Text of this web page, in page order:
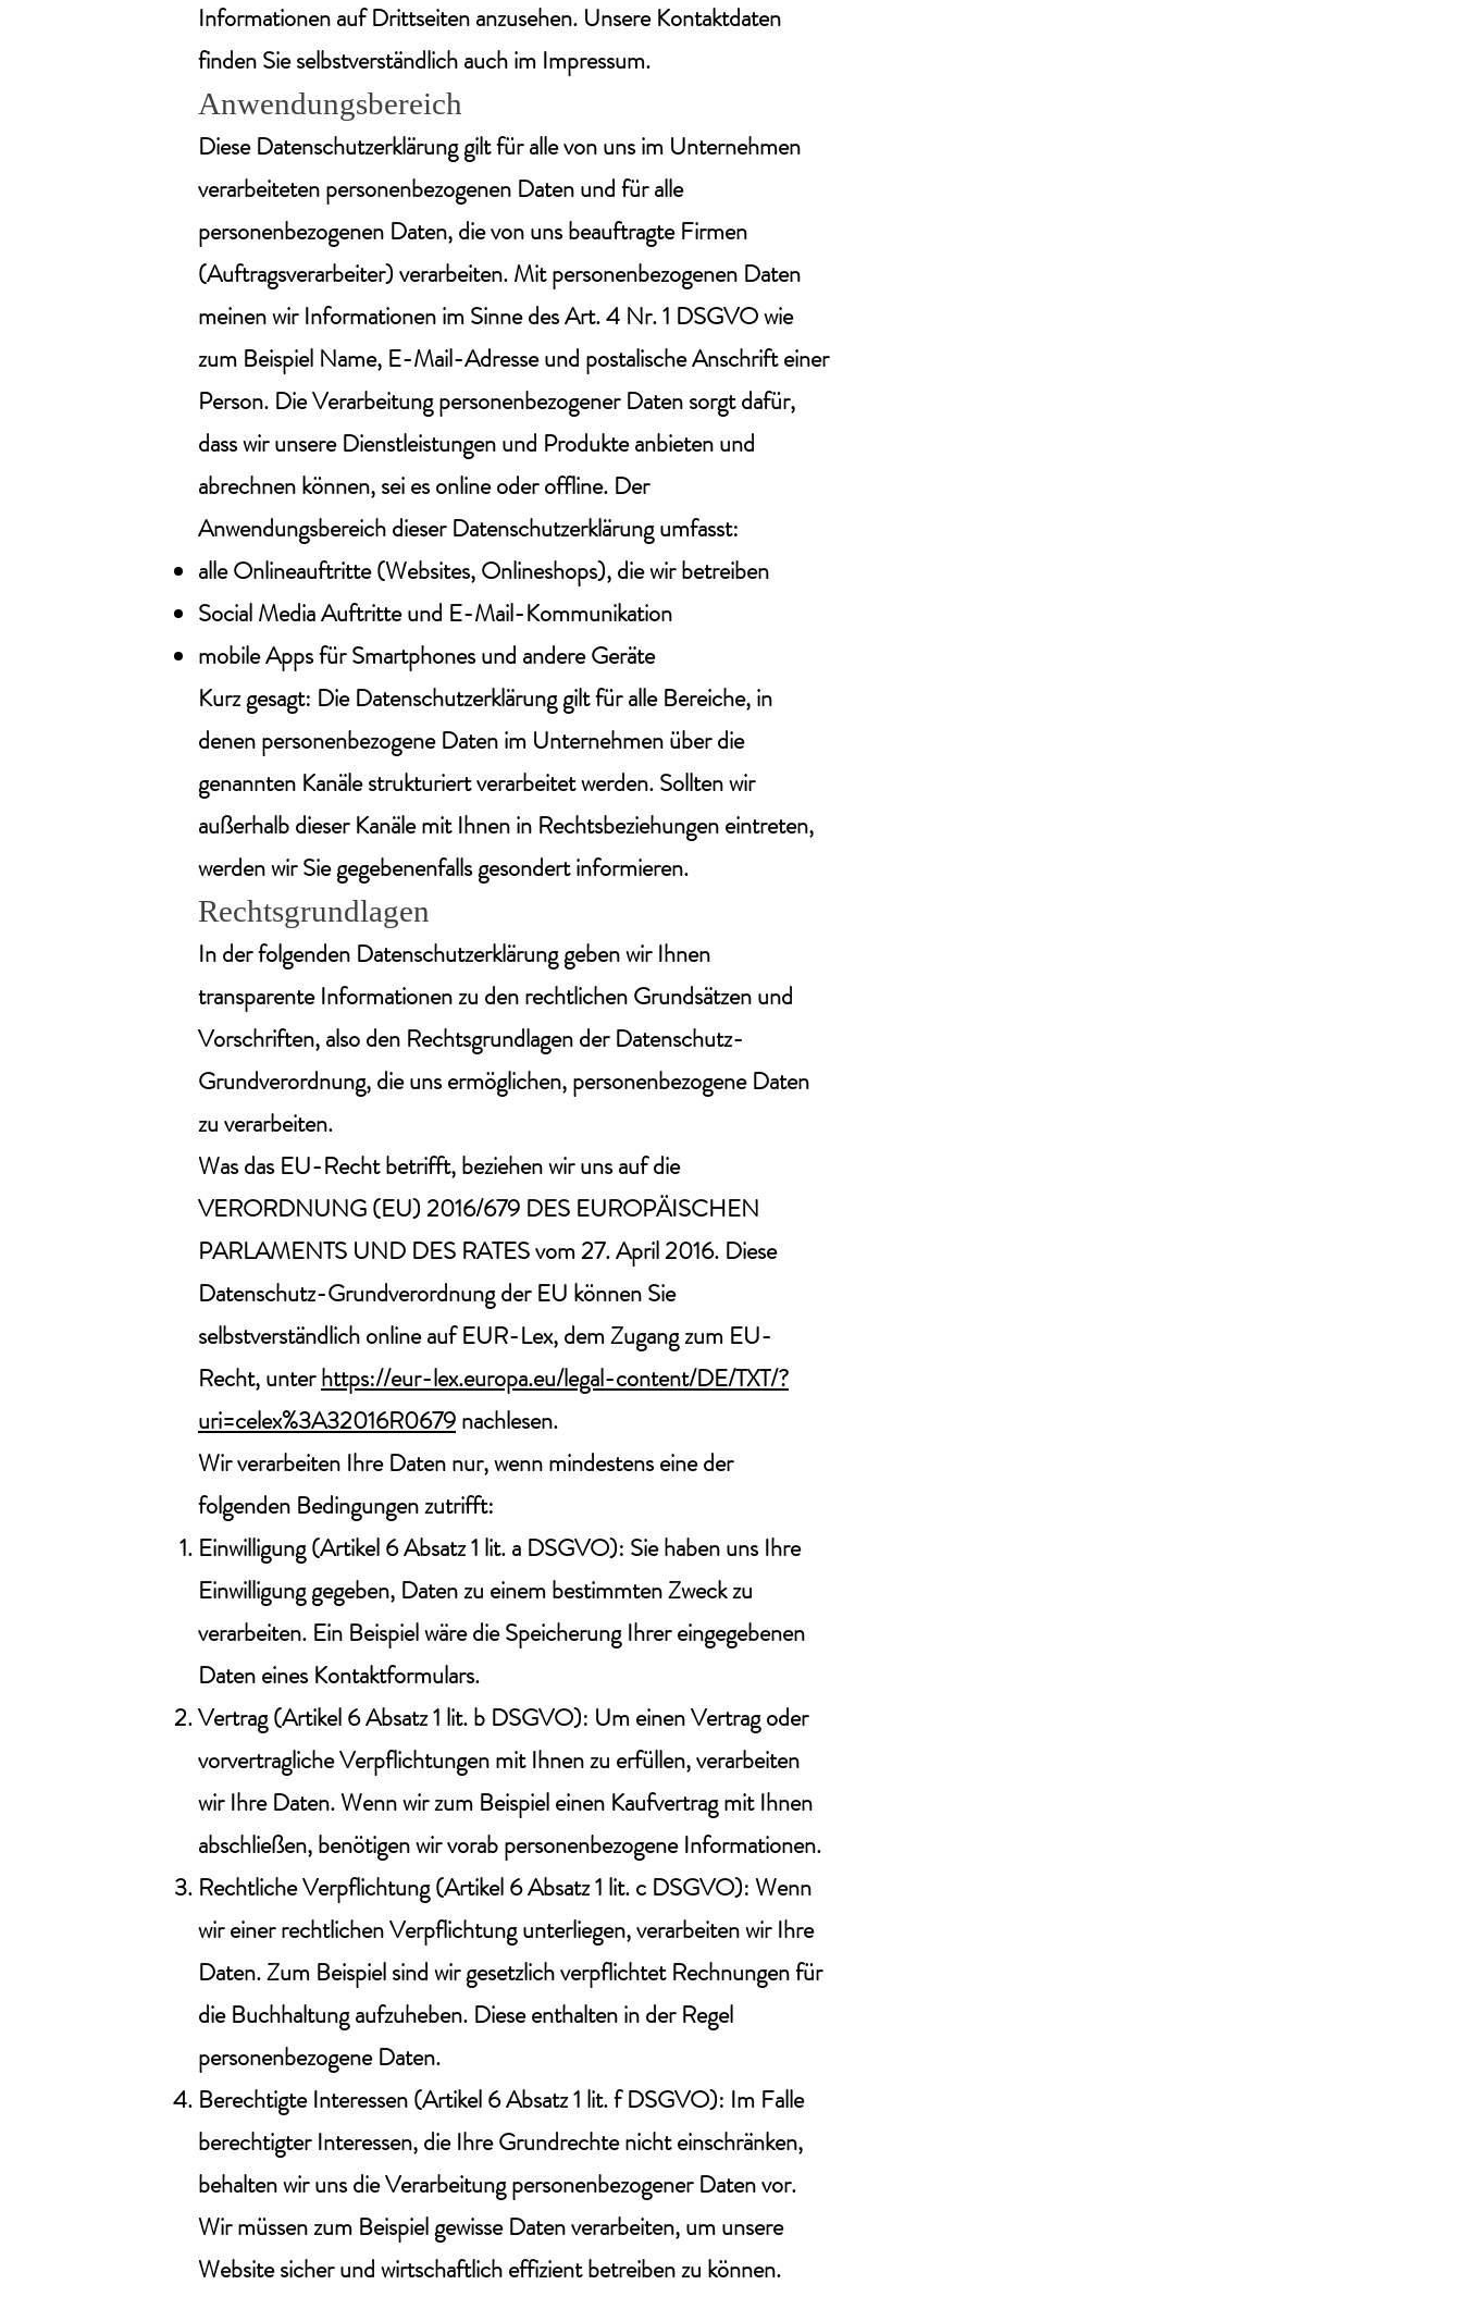
Informationen auf Drittseiten anzusehen. Unsere Kontaktdaten
finden Sie selbstverständlich auch im Impressum.
Anwendungsbereich
Diese Datenschutzerklärung gilt für alle von uns im Unternehmen
verarbeiteten personenbezogenen Daten und für alle
personenbezogenen Daten, die von uns beauftragte Firmen
(Auftragsverarbeiter) verarbeiten. Mit personenbezogenen Daten
meinen wir Informationen im Sinne des Art. 4 Nr. 1 DSGVO wie
zum Beispiel Name, E-Mail-Adresse und postalische Anschrift einer
Person. Die Verarbeitung personenbezogener Daten sorgt dafür,
dass wir unsere Dienstleistungen und Produkte anbieten und
abrechnen können, sei es online oder offline. Der
Anwendungsbereich dieser Datenschutzerklärung umfasst:
alle Onlineauftritte (Websites, Onlineshops), die wir betreiben
Social Media Auftritte und E-Mail-Kommunikation
mobile Apps für Smartphones und andere Geräte
Kurz gesagt: Die Datenschutzerklärung gilt für alle Bereiche, in
denen personenbezogene Daten im Unternehmen über die
genannten Kanäle strukturiert verarbeitet werden. Sollten wir
außerhalb dieser Kanäle mit Ihnen in Rechtsbeziehungen eintreten,
werden wir Sie gegebenenfalls gesondert informieren.
Rechtsgrundlagen
In der folgenden Datenschutzerklärung geben wir Ihnen
transparente Informationen zu den rechtlichen Grundsätzen und
Vorschriften, also den Rechtsgrundlagen der Datenschutz-
Grundverordnung, die uns ermöglichen, personenbezogene Daten
zu verarbeiten.
Was das EU-Recht betrifft, beziehen wir uns auf die
VERORDNUNG (EU) 2016/679 DES EUROPÄISCHEN
PARLAMENTS UND DES RATES vom 27. April 2016. Diese
Datenschutz-Grundverordnung der EU können Sie
selbstverständlich online auf EUR-Lex, dem Zugang zum EU-
Recht, unterhttps://eur-lex.europa.eu/legal-content/DE/TXT/?
uri=celex%3A32016R0679nachlesen.
Wir verarbeiten Ihre Daten nur, wenn mindestens eine der
folgenden Bedingungen zutrifft:
Einwilligung (Artikel 6 Absatz 1 lit. a DSGVO): Sie haben uns Ihre
Einwilligung gegeben, Daten zu einem bestimmten Zweck zu
verarbeiten. Ein Beispiel wäre die Speicherung Ihrer eingegebenen
Daten eines Kontaktformulars.
Vertrag (Artikel 6 Absatz 1 lit. b DSGVO): Um einen Vertrag oder
vorvertragliche Verpflichtungen mit Ihnen zu erfüllen, verarbeiten
wir Ihre Daten. Wenn wir zum Beispiel einen Kaufvertrag mit Ihnen
abschließen, benötigen wir vorab personenbezogene Informationen.
Rechtliche Verpflichtung (Artikel 6 Absatz 1 lit. c DSGVO): Wenn
wir einer rechtlichen Verpflichtung unterliegen, verarbeiten wir Ihre
Daten. Zum Beispiel sind wir gesetzlich verpflichtet Rechnungen für
die Buchhaltung aufzuheben. Diese enthalten in der Regel
personenbezogene Daten.
Berechtigte Interessen (Artikel 6 Absatz 1 lit. f DSGVO): Im Falle
berechtigter Interessen, die Ihre Grundrechte nicht einschränken,
behalten wir uns die Verarbeitung personenbezogener Daten vor.
Wir müssen zum Beispiel gewisse Daten verarbeiten, um unsere
Website sicher und wirtschaftlich effizient betreiben zu können.